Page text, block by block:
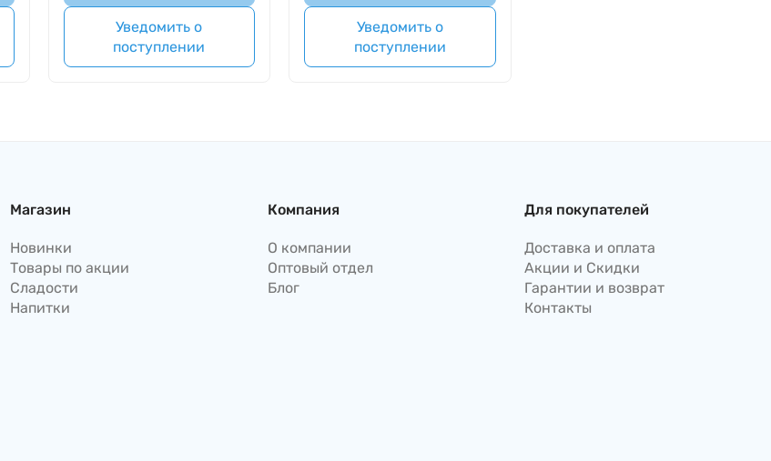
Уведомить о
поступлении
Уведомить о
поступлении
Магазин
Новинки
Товары по акции
Сладости
Напитки
Компания
О компании
Оптовый отдел
Блог
Для покупателей
Доставка и оплата
Акции и Скидки
Гарантии и возврат
Контакты